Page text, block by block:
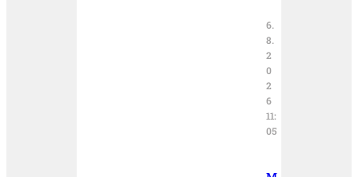
6.
8.
2
0
2
6
11:
05